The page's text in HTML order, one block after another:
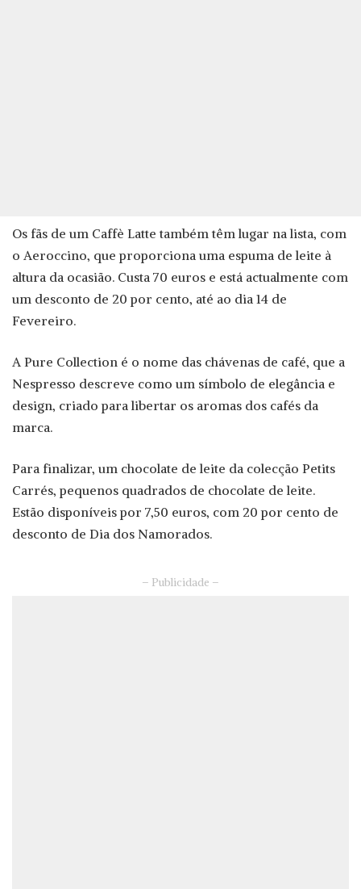
Os fãs de um Caffè Latte também têm lugar na lista, com
o Aeroccino, que proporciona uma espuma de leite à
altura da ocasião. Custa 70 euros e está actualmente com
um desconto de 20 por cento, até ao dia 14 de
Fevereiro.
A Pure Collection é o nome das chávenas de café, que a
Nespresso descreve como um símbolo de elegância e
design, criado para libertar os aromas dos cafés da
marca.
Para finalizar, um chocolate de leite da colecção Petits
Carrés, pequenos quadrados de chocolate de leite.
Estão disponíveis por 7,50 euros, com 20 por cento de
desconto de Dia dos Namorados.
– Publicidade –